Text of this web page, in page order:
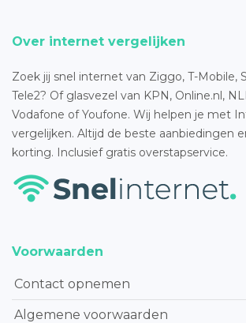
Over internet vergelijken
Zoek jij snel internet van Ziggo, T-Mobile,
Tele2? Of glasvezel van KPN, Online.nl,
Vodafone of Youfone. Wij helpen je met
vergelijken. Altijd de beste aanbiedingen
korting. Inclusief gratis overstapservice.
Voorwaarden
Contact opnemen
Algemene voorwaarden